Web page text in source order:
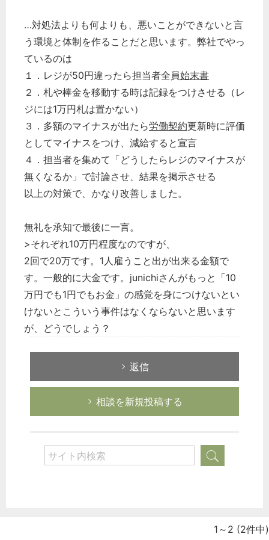
…対処法よりも何よりも、悪いことができないと言
う環境と体制を作ることだと思います。弊社でやっ
ているのは
１．レジが50円違ったら担当者全員始末書
２．札や棒金を移動する時は記録をつけさせる（レ
ジには1万円札は置かない）
３．多額のマイナスが出たら労働契約更新時に評価
としてマイナスをつけ、減給すると宣言
４．担当者を集めて「どうしたらレジのマイナスが
無くなるか」で討論させ、結果を掲示させる
以上の対策で、かなり改善しました。
無礼を承知で最後に一言。
>それぞれ10万円程度なのですが、
2回で20万です。1人雇うこと出が出来る金額で
す。一般的に大金です。junichiさんがもっと「10
万円でも1円でもお金」の感覚を身につけないとい
けないとこういう事件はなくならないと思います
が、どうでしょう？
返信
相談を新規投稿する
選択してください
1～2 (2件中)